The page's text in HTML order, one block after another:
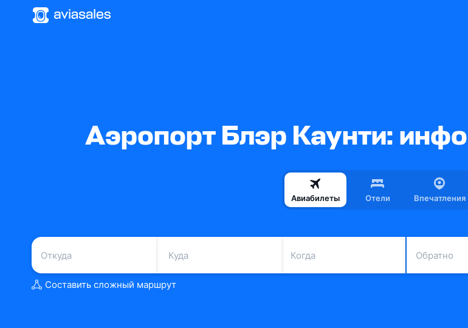
Аэропорт Блэр Каунти:
Авиабилеты Отели Впечатления
Когда Обратно
Составить сложный маршрут